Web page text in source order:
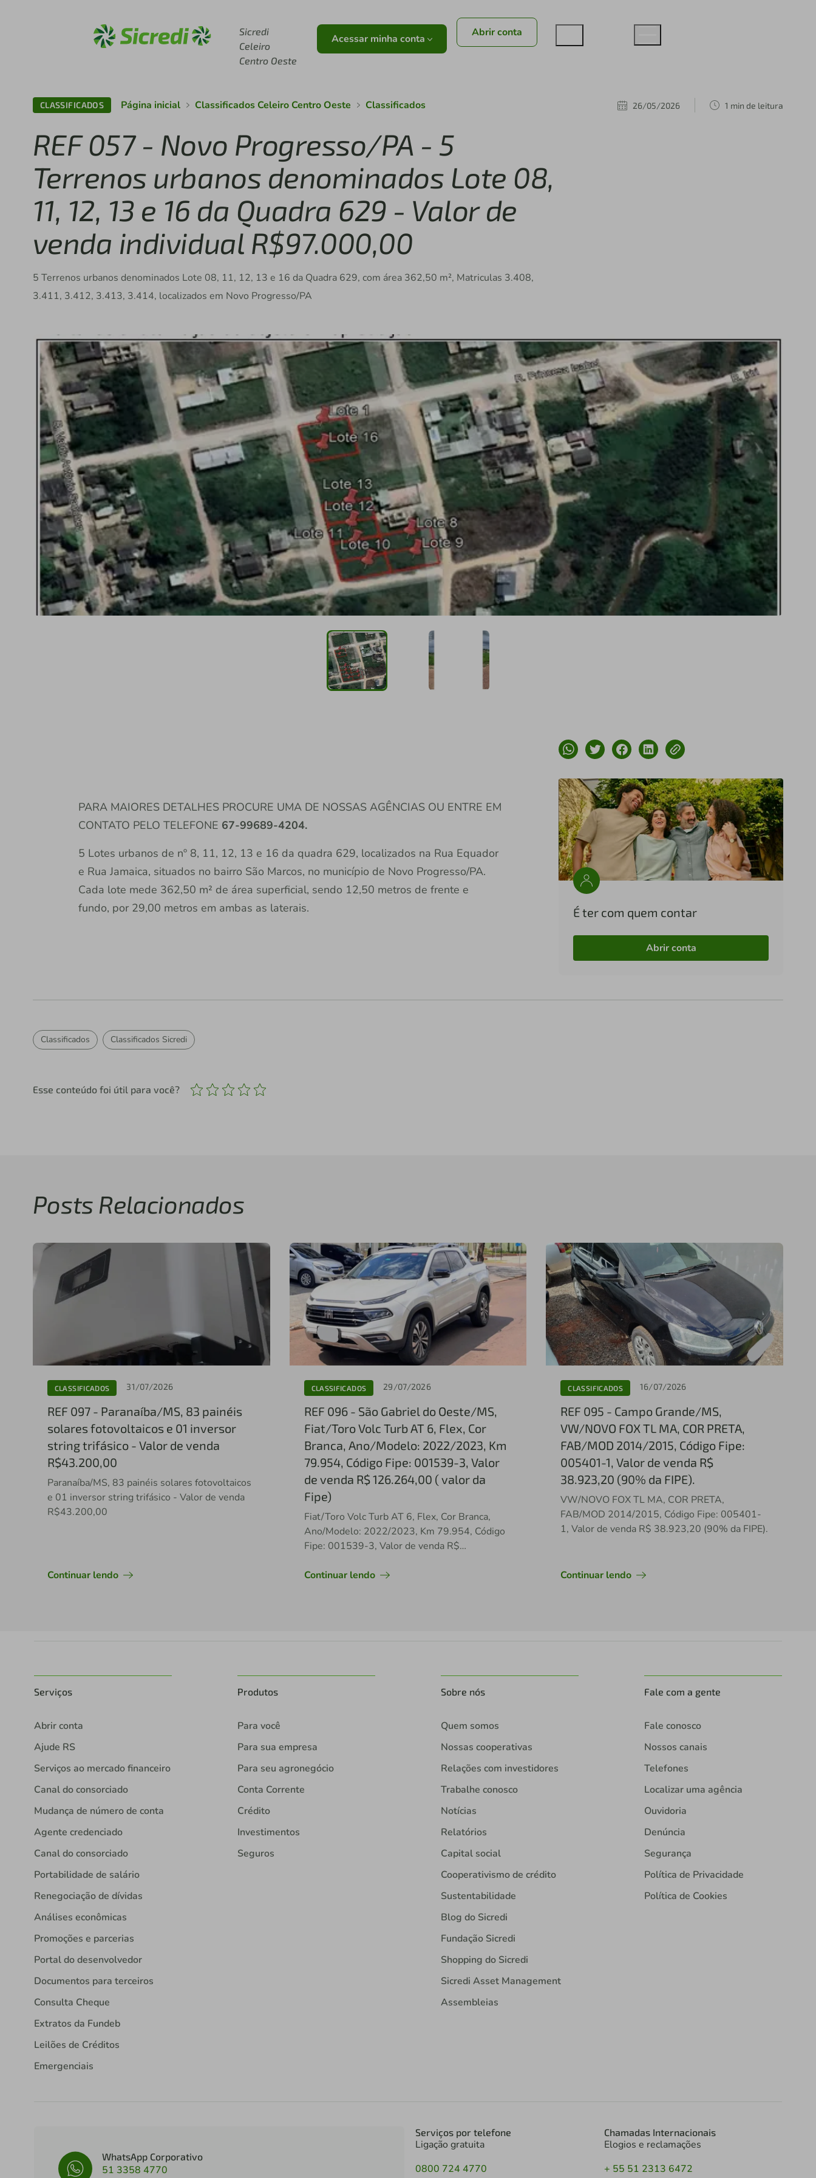
Sicredi
Celeiro
Centro Oeste
Acessar minha conta Abrir conta
CLASSIFICADOS Página inicial Classificados Celeiro Centro Oeste Classificados 26/05/2026 1 min de leitura
REF 057 - Novo Progresso/PA - 5
Terrenos urbanos denominados Lote 08,
11, 12, 13 e 16 da Quadra 629 - Valor de
venda individual R$97.000,00
5 Terrenos urbanos denominados Lote 08, 11, 12, 13 e 16 da Quadra 629, com área 362,50 m², Matriculas 3.408,
3.411, 3.412, 3.413, 3.414, localizados em Novo Progresso/PA
PARA MAIORES DETALHES PROCURE UMA DE NOSSAS AGÊNCIAS OU ENTRE EM
CONTATO PELO TELEFONE 67-99689-4204.
5 Lotes urbanos de nº 8, 11, 12, 13 e 16 da quadra 629, localizados na Rua Equador
e Rua Jamaica, situados no bairro São Marcos, no município de Novo Progresso/PA.
Cada lote mede 362,50 m² de área superficial, sendo 12,50 metros de frente e
fundo, por 29,00 metros em ambas as laterais.
É ter com quem contar
Abrir conta
Classificados Classificados Sicredi
Esse conteúdo foi útil para você?
Posts Relacionados
CLASSIFICADOS 31/07/2026
REF 097 - Paranaíba/MS, 83 painéis
solares fotovoltaicos e 01 inversor
string trifásico - Valor de venda
R$43.200,00
Paranaíba/MS, 83 painéis solares fotovoltaicos
e 01 inversor string trifásico - Valor de venda
R$43.200,00
Continuar lendo
CLASSIFICADOS 29/07/2026
REF 096 - São Gabriel do Oeste/MS,
Fiat/Toro Volc Turb AT 6, Flex, Cor
Branca, Ano/Modelo: 2022/2023, Km
79.954, Código Fipe: 001539-3, Valor
de venda R$ 126.264,00 ( valor da
Fipe)
Fiat/Toro Volc Turb AT 6, Flex, Cor Branca,
Ano/Modelo: 2022/2023, Km 79.954, Código
Fipe: 001539-3, Valor de venda R$
Continuar lendo
CLASSIFICADOS 16/07/2026
REF 095 - Campo Grande/MS,
VW/NOVO FOX TL MA, COR PRETA,
FAB/MOD 2014/2015, Código Fipe:
005401-1, Valor de venda R$
38.923,20 (90% da FIPE).
VW/NOVO FOX TL MA, COR PRETA,
FAB/MOD 2014/2015, Código Fipe: 005401-
1, Valor de venda R$ 38.923,20 (90% da FIPE).
Continuar lendo
Serviços
Abrir conta
Ajude RS
Serviços ao mercado financeiro
Canal do consorciado
Mudança de número de conta
Agente credenciado
Canal do consorciado
Portabilidade de salário
Renegociação de dívidas
Análises econômicas
Promoções e parcerias
Portal do desenvolvedor
Documentos para terceiros
Consulta Cheque
Extratos da Fundeb
Leilões de Créditos
Emergenciais
Produtos
Para você
Para sua empresa
Para seu agronegócio
Conta Corrente
Crédito
Investimentos
Seguros
Sobre nós
Quem somos
Nossas cooperativas
Relações com investidores
Trabalhe conosco
Notícias
Relatórios
Capital social
Cooperativismo de crédito
Sustentabilidade
Blog do Sicredi
Fundação Sicredi
Shopping do Sicredi
Sicredi Asset Management
Assembleias
Fale com a gente
Fale conosco
Nossos canais
Telefones
Localizar uma agência
Ouvidoria
Denúncia
Segurança
Política de Privacidade
Política de Cookies
WhatsApp Corporativo
51 3358 4770
Serviços por telefone
Ligação gratuita
0800 724 4770
Chamadas Internacionais
Elogios e reclamações
+ 55 51 2313 6472